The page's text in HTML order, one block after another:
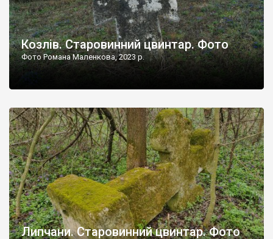
Козлів. Старовинний цвинтар. Фото
Фото Романа Маленкова, 2023 р.
Липчани. Старовинний цвинтар. Фото